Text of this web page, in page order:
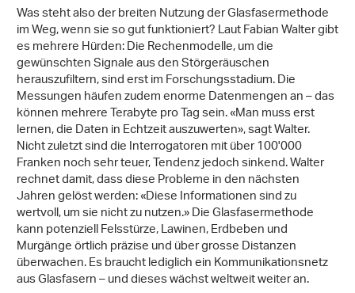
Was steht also der breiten Nutzung der Glasfasermethode
im Weg, wenn sie so gut funktioniert? Laut Fabian Walter gibt
es mehrere Hürden: Die Rechenmodelle, um die
gewünschten Signale aus den Störgeräuschen
herauszufiltern, sind erst im Forschungsstadium. Die
Messungen häufen zudem enorme Datenmengen an – das
können mehrere Terabyte pro Tag sein. «Man muss erst
lernen, die Daten in Echtzeit auszuwerten», sagt Walter.
Nicht zuletzt sind die Interrogatoren mit über 100'000
Franken noch sehr teuer, Tendenz jedoch sinkend. Walter
rechnet damit, dass diese Probleme in den nächsten
Jahren gelöst werden: «Diese Informationen sind zu
wertvoll, um sie nicht zu nutzen.» Die Glasfasermethode
kann potenziell Felsstürze, Lawinen, Erdbeben und
Murgänge örtlich präzise und über grosse Distanzen
überwachen. Es braucht lediglich ein Kommunikationsnetz
aus Glasfasern – und dieses wächst weltweit weiter an.